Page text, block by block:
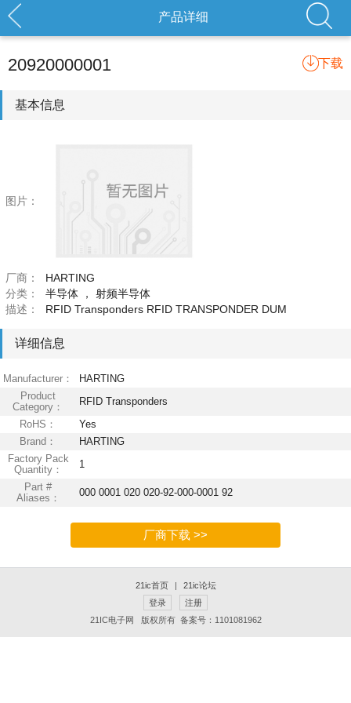
产品详细
20920000001 下载
基本信息
图片：
厂商：
HARTING
分类：
半导体 ， 射频半导体
描述：
RFID Transponders RFID TRANSPONDER DUM
详细信息
Manufacturer：
HARTING
Product
Category：
RFID Transponders
RoHS：
Yes
Brand：
HARTING
Factory Pack
Quantity：
1
Part #
Aliases：
000 0001 020 020-92-000-0001 92
厂商下载 >>
21ic首页 |
21ic论坛
登录
注册
21IC电子网 版权所有 备案号：1101081962